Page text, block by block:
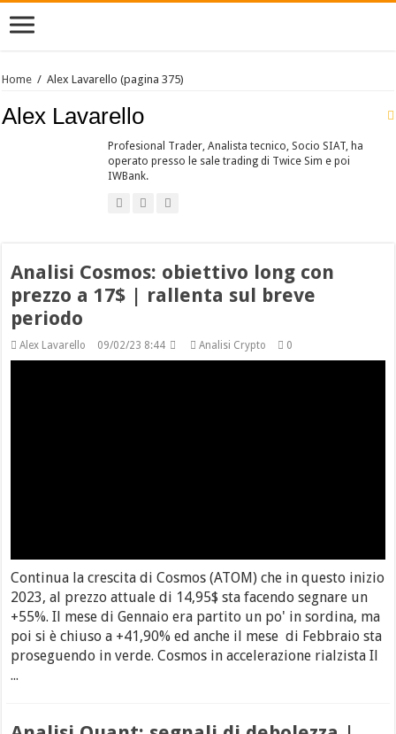
Home / Alex Lavarello (pagina 375)
Alex Lavarello
Profesional Trader, Analista tecnico, Socio SIAT, ha
operato presso le sale trading di Twice Sim e poi
IWBank.
Analisi Cosmos: obiettivo long con
prezzo a 17$ | rallenta sul breve
periodo
Alex Lavarello 09/02/23 8:44 Analisi Crypto 0
Continua la crescita di Cosmos (ATOM) che in questo inizio
2023, al prezzo attuale di 14,95$ sta facendo segnare un
+55%. Il mese di Gennaio era partito un po' in sordina, ma
poi si è chiuso a +41,90% ed anche il mese di Febbraio sta
proseguendo in verde. Cosmos in accelerazione rialzista Il
...